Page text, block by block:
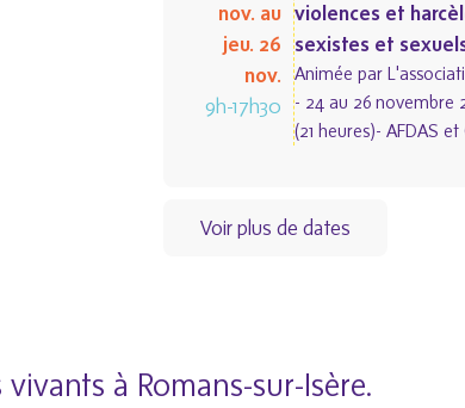
nov. au
jeu. 26
nov.
9h-17h30
violences et
sexistes et
Animée par
- 24 au 26 novembre
(21 heures)- AFDAS et
Voir plus de dates
à Romans-sur-Isère.